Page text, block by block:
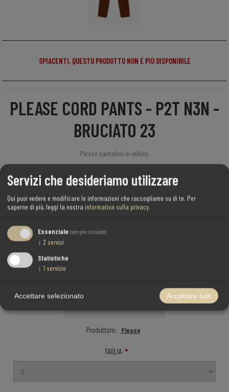
SPIACENTI, QUESTO PRODOTTO NON É PIÙ DISPONIBILE
PLEASE CORD PANTS - P2T N3N -
BRUCIATO 23
Please pantaloni in velluto.
- Pantaloni a tinta unita
- Vita regolare
- Maglia a coste
Disponibilità:
Produttore: Please
TAGLIA *
Servizi che desideriamo utilizzare
Qui puoi vedere e modificare le informazioni che raccogliamo su di te. Per
saperne di più, leggi la nostra informativa sulla privacy.
Essenziale (sempre richiesto)
↓ 2 servizi
Statistiche
↓ 1 servizio
Accettare selezionato Accettare tutti